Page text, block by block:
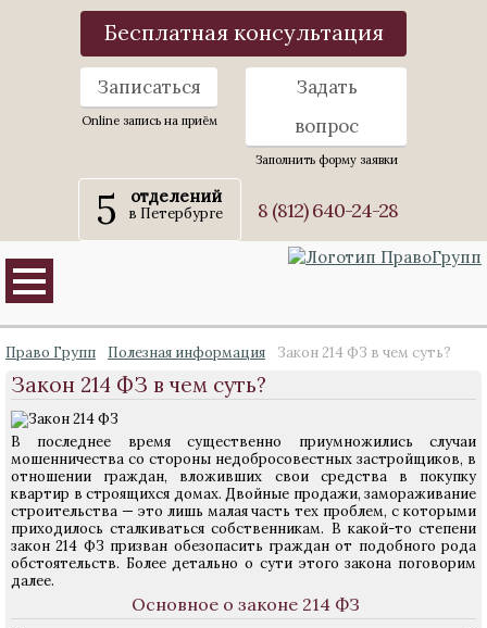
Бесплатная консультация
Записаться
Online запись на приём
Задать
вопрос
Заполнить форму заявки
5 отделений
в Петербурге 8 (812) 640-24-28
Право Групп Полезная информация Закон 214 ФЗ в чем суть?
Закон 214 ФЗ в чем суть?
В последнее время существенно приумножились случаи
мошенничества со стороны недобросовестных застройщиков, в
отношении граждан, вложивших свои средства в покупку
квартир в строящихся домах. Двойные продажи, замораживание
строительства — это лишь малая часть тех проблем, с которыми
приходилось сталкиваться собственникам. В какой-то степени
закон 214 ФЗ призван обезопасить граждан от подобного рода
обстоятельств. Более детально о сути этого закона поговорим
далее.
Основное о законе 214 ФЗ